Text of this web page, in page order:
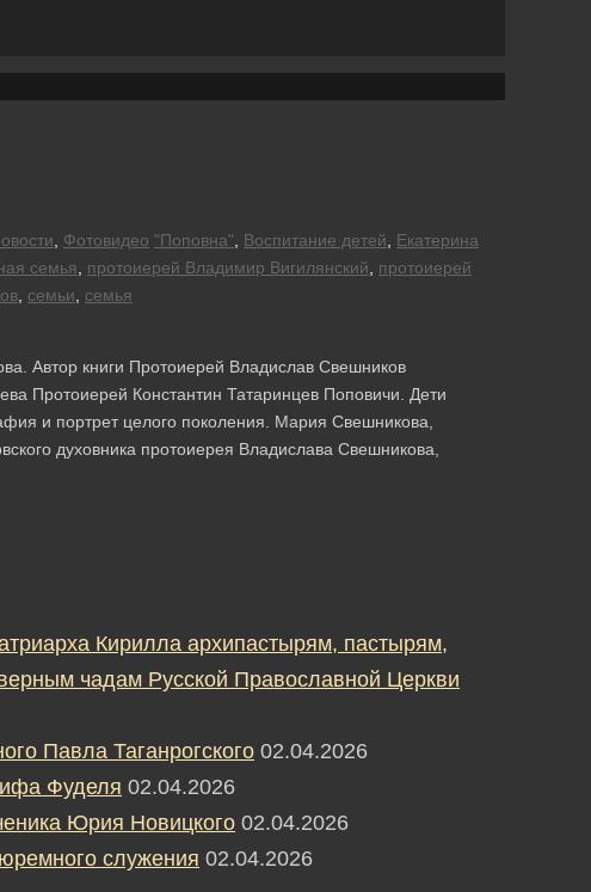
Фотовидео "Поповна" Воспитание детей
Екатерина
семья протоиерей Владимир Вигилянский
протоиерей
семьи семья
Автор книги Протоиерей Владислав Свешников
Протоиерей Константин Татаринцев Поповичи. Дети
и портрет целого поколения. Мария Свешникова,
духовника протоиерея Владислава Свешникова,
Кирилла архипастырям, пастырям,
чадам Русской Православной Церкви
Павла Таганрогского 02.04.2026
Фуделя 02.04.2026
Юрия Новицкого 02.04.2026
служения 02.04.2026